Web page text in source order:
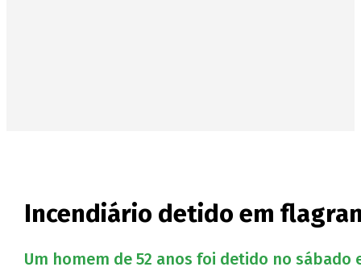
Incendiário detido em
Um homem de 52 anos foi detido no